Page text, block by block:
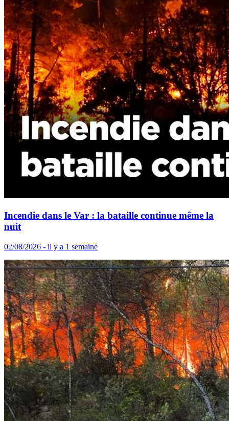
Incendie dans le Var : la bataille continue même la
nuit
02/08/2026 - il y a 1 semaine